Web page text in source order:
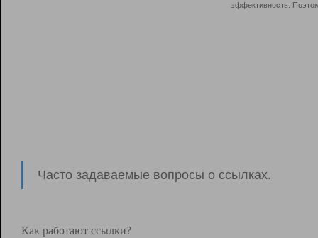
эффективность.
Часто задаваемые вопросы о ссылках.
Как работают ссылки?